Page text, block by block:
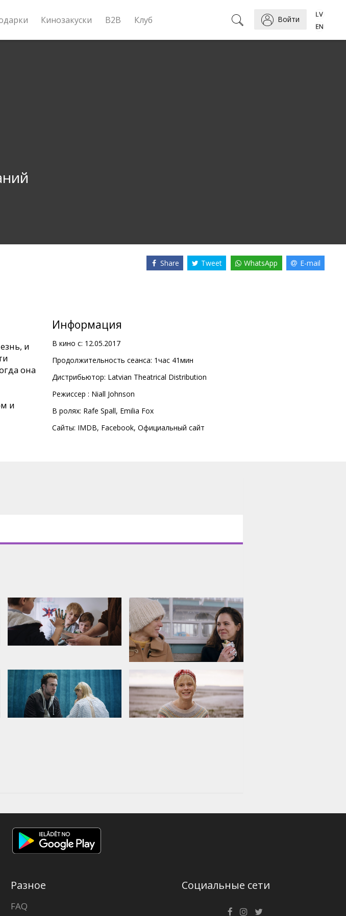
Кинозакуски B2B Клуб Войти
Share Tweet WhatsApp E-mail
и
она
и
Информация
В кино с: 12.05.2017
Продолжительность сеанса: 1час 41мин
Дистрибьютор: Latvian Theatrical Distribution
Pежиссер : Niall Johnson
В ролях: Rafe Spall, Emilia Fox
Сайты: IMDB, Facebook, Официальный сайт
Разное
FAQ
Социальные сети